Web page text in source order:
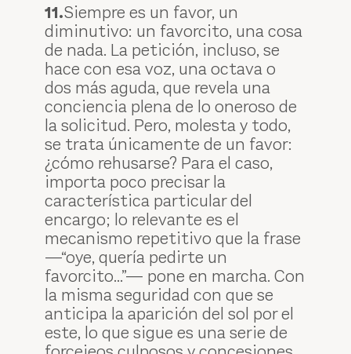
11.Siempre es un favor, un
diminutivo: un favorcito, una cosa
de nada. La petición, incluso, se
hace con esa voz, una octava o
dos más aguda, que revela una
conciencia plena de lo oneroso de
la solicitud. Pero, molesta y todo,
se trata únicamente de un favor:
¿cómo rehusarse? Para el caso,
importa poco precisar la
característica particular del
encargo; lo relevante es el
mecanismo repetitivo que la frase
—“oye, quería pedirte un
favorcito...”— pone en marcha. Con
la misma seguridad con que se
anticipa la aparición del sol por el
este, lo que sigue es una serie de